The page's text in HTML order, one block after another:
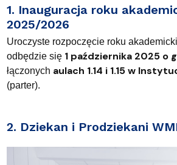
1. Inauguracja roku
2025/2026
Uroczyste rozpoczęcie roku
odbędzie się 1 października 2025 o
łączonych aulach 1.14 i 1.15 w
(parter).
2. Dziekan i Prodziekani